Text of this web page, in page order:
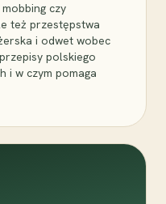
czy
też przestępstwa
i odwet wobec
polskiego
i w czym pomaga